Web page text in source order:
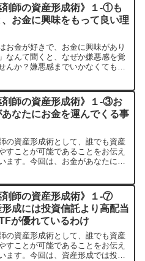
剤師の資産形成術》１-①も
、お金に興味をもって良い理
はお金が好きで、お金に興味があり
なんて聞くと、なぜか嫌悪感を覚
んか？嫌悪感までいかなくても、
このようなことを聞いて嫌悪感を抱
は正しい反応です。で...
剤師の資産形成術》１-③お
あなたにお金を運んでくる事
の資産形成術として、誰でも資産
すことが可能であることをお伝え
ます。今回は、お金があなたにお
価として給料を得ているかと思いま
少し前までの私は「お...
剤師の資産形成術》１-⑦
形成には投資信託より高配当
が優れているわけ
の資産形成術として、誰でも資産
すことが可能であることをお伝え
ます。今回は、資産形成では投資